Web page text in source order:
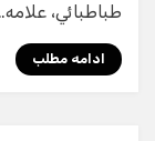
طباطبائي،
ادامه مطلب